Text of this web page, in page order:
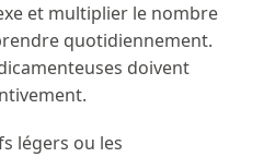
et multiplier le nombre
quotidiennement.
doivent
légers ou les